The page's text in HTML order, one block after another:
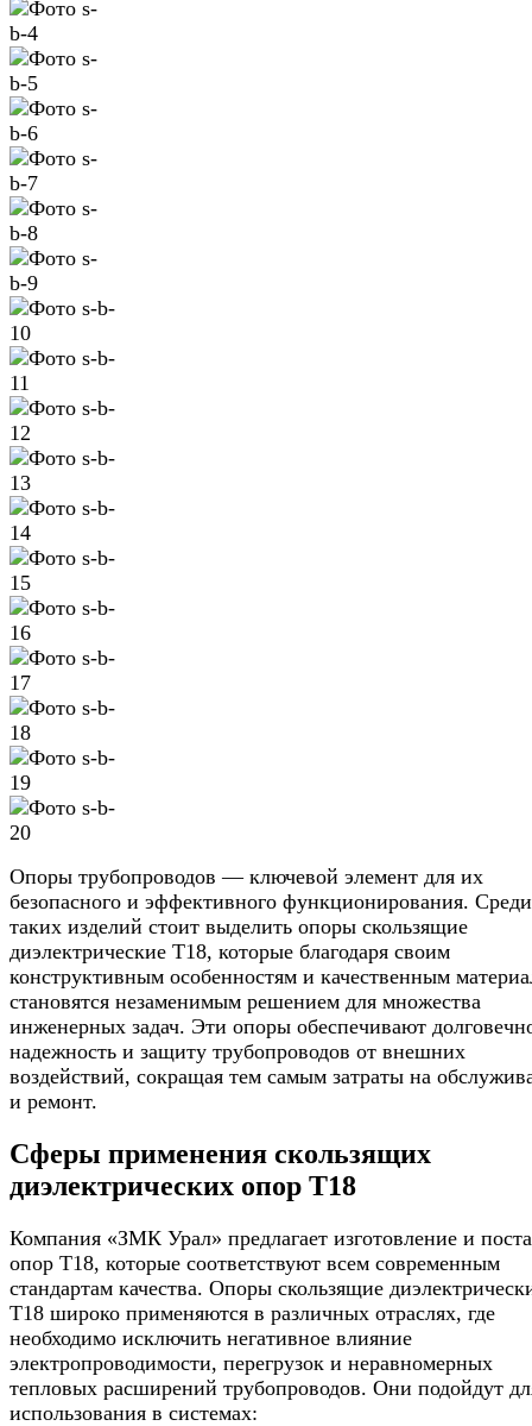
Опоры трубопроводов — ключевой элемент для их
безопасного и эффективного функционирования. Среди
таких изделий стоит выделить опоры скользящие
диэлектрические Т18, которые благодаря своим
конструктивным особенностям и качественным
становятся незаменимым решением для множества
инженерных задач. Эти опоры обеспечивают
надежность и защиту трубопроводов от внешних
воздействий, сокращая тем самым затраты на
и ремонт.
Сферы применения скользящих
диэлектрических опор Т18
Компания «ЗМК Урал» предлагает изготовление и
опор Т18, которые соответствуют всем современным
стандартам качества. Опоры скользящие
Т18 широко применяются в различных отраслях, где
необходимо исключить негативное влияние
электропроводимости, перегрузок и неравномерных
тепловых расширений трубопроводов. Они подойдут
использования в системах: